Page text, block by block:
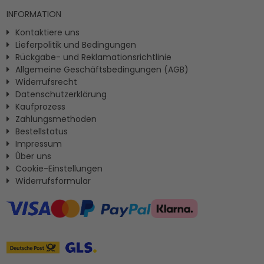
INFORMATION
Kontaktiere uns
Lieferpolitik und Bedingungen
Rückgabe- und Reklamationsrichtlinie
Allgemeine Geschäftsbedingungen (AGB)
Widerrufsrecht
Datenschutzerklärung
Kaufprozess
Zahlungsmethoden
Bestellstatus
Impressum
Ûber uns
Cookie-Einstellungen
Widerrufsformular